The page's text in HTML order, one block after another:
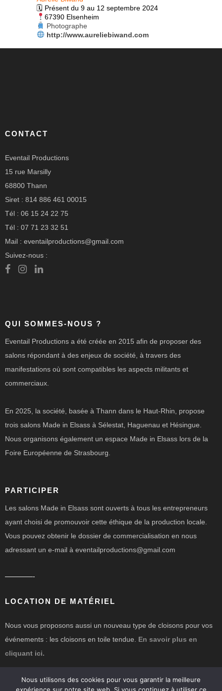
🗓 Présent du 9 au 12 septembre 2024
67390 Elsenheim
Photographe
http://www.aureliebiwand.com
CONTACT
Eventail Productions
15 rue Marsilly
68800 Thann
Siret : 814 886 461 00015
Tél : 06 15 24 22 75
Tél : 07 71 23 32 51
Mail : eventailproductions@gmail.com
Suivez-nous :
QUI SOMMES-NOUS ?
Eventail Productions a été créée en 2015 afin de proposer des
salons répondant à des enjeux de société, à travers des
manifestations où sont compatibles les aspects militants et
commerciaux.
En 2025, la société, basée à Thann dans le Haut-Rhin, propose
trois salons Made in Elsass à Sélestat, Haguenau et Hésingue.
Nous organisons également un espace Made in Elsass lors de la
Foire Européenne de Strasbourg.
PARTICIPER
Les salons Made in Elsass sont ouverts à tous les entrepreneurs
ayant choisi de promouvoir cette éthique de la production locale.
Vous pouvez obtenir le dossier de commercialisation en nous
adressant un e-mail à eventailproductions@gmail.com
————-
LOCATION DE MATÉRIEL
Nous vous proposons aussi un nouveau type de cloisons pour vos
événements : les cloisons en toile tendue. En savoir plus en
cliquant ici.
Nous utilisons des cookies pour vous garantir la meilleure